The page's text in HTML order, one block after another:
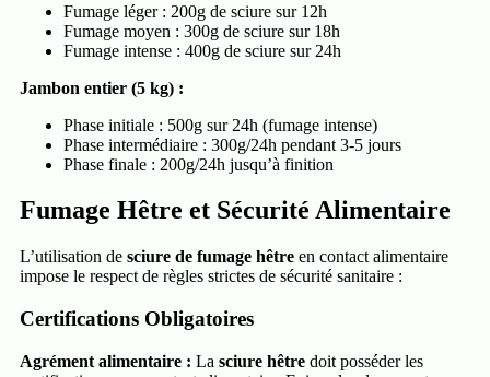
Fumage léger : 200g de sciure sur 12h
Fumage moyen : 300g de sciure sur 18h
Fumage intense : 400g de sciure sur 24h
Jambon entier (5 kg) :
Phase initiale : 500g sur 24h (fumage intense)
Phase intermédiaire : 300g/24h pendant 3-5 jours
Phase finale : 200g/24h jusqu’à finition
Fumage Hêtre et Sécurité Alimentaire
L’utilisation de sciure de fumage hêtre en contact alimentaire
impose le respect de règles strictes de sécurité sanitaire :
Certifications Obligatoires
Agrément alimentaire : La sciure hêtre doit posséder les